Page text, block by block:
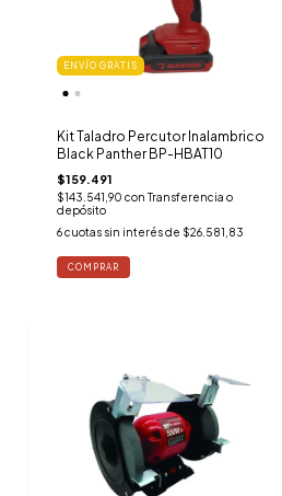
ENVÍO GRATIS
Kit Taladro Percutor Inalambrico
Black Panther BP-HBAT10
$159.491
$143.541,90 con Transferencia o
depósito
6 cuotas sin interés de $26.581,83